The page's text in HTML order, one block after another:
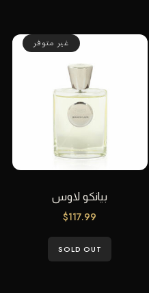
غير متوفر
بيانكو لاوس
$117.99
SOLD OUT